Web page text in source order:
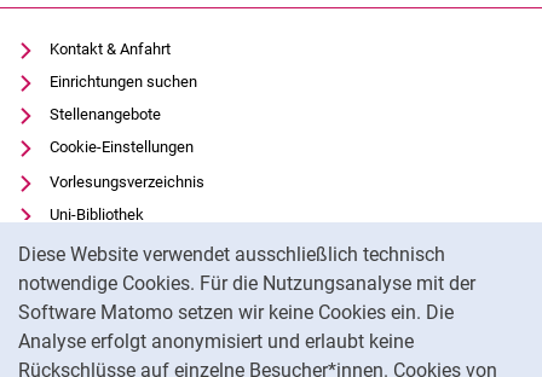
Diese Website verwendet ausschließlich technisch
notwendige Cookies. Für die Nutzungsanalyse mit der
Software Matomo setzen wir keine Cookies ein. Die
Analyse erfolgt anonymisiert und erlaubt keine
Rückschlüsse auf einzelne Besucher*innen. Cookies von
Kontakt & Anfahrt
Einrichtungen suchen
Stellenangebote
Cookie-Einstellungen
Vorlesungsverzeichnis
Uni-Bibliothek
Moodle
Panopto
Datenschutz
Barrierefreiheit